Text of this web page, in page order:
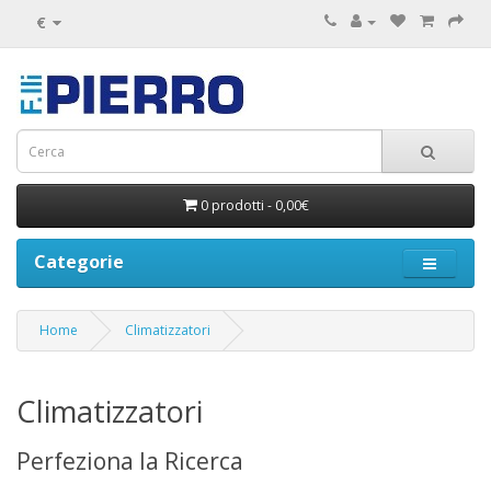
€
0 prodotti - 0,00€
Categorie
Home Climatizzatori
Climatizzatori
Perfeziona la Ricerca